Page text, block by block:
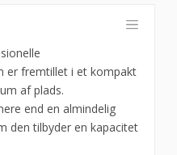
er fremtillet i et kompakt
af plads.
end en almindelig
den tilbyder en kapacitet